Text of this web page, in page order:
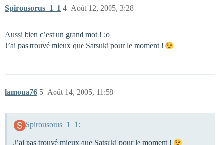
Spirousorus_1_1 Août 12, 2005, 3:28
4
Aussi bien c’est un grand mot ! :o
J’ai pas trouvé mieux que Satsuki pour le moment !
lamoua76 Août 14, 2005, 11:58
5
Spirousorus_1_1:
J’ai pas trouvé mieux que Satsuki pour le moment !